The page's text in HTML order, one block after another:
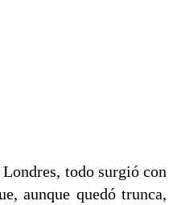
todo surgió con
aunque quedó trunca,